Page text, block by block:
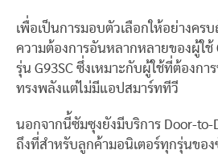
เพื่อเป็นการมอบตัวเลือกให้อย่างค
ความต้องการอันหลากหลายของผู้ใช้
รุ่น G93SC ซึ่งเหมาะกับผู้ใช้ที่ต้องกา
ทรงพลังแต่ไม่มีแอปสมาร์ททีวี
นอกจากนี้ซัมซุงยังมีบริการ Door-to-
ถึงที่สำหรับลูกค้ามอนิเตอร์ทุกรุ่นของ